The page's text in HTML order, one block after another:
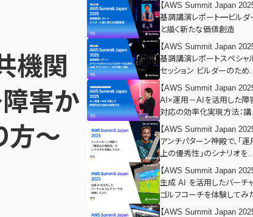
機関
障害か
方～
【AWS Summit Japan 2025
基調講演レポート━ビルダ
と描く新たな価値創造
【AWS Summit Japan 2025
基調講演レポートスペシャ
セッション ビルダーのため
AWS テクノロジー：その深
と進化
【AWS Summit Japan 2025
AI×運用－AIを活用した​障
対応の効率化実現方法：講
レポート
【AWS Summit Japan 2025
アンチパターン神殿で、「運
上の優秀性」のシナリオを
験してみた
【AWS Summit Japan 2025
生成 AI を活用したバーチ
ゴルフコーチを体験してみ
【AWS Summit Japan 2025